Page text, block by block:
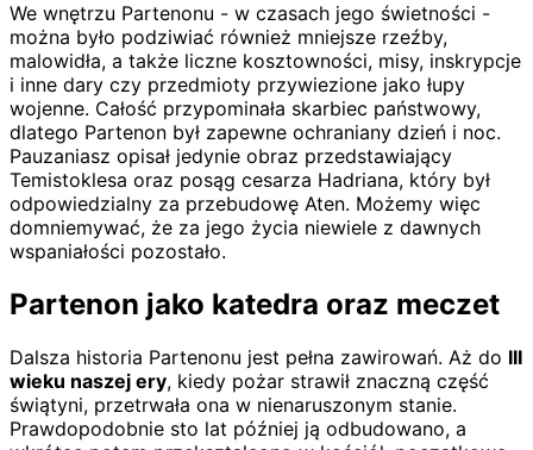
We wnętrzu Partenonu - w czasach jego świetności -
można było podziwiać również mniejsze rzeźby,
malowidła, a także liczne kosztowności, misy, inskrypcje
i inne dary czy przedmioty przywiezione jako łupy
wojenne. Całość przypominała skarbiec państwowy,
dlatego Partenon był zapewne ochraniany dzień i noc.
Pauzaniasz opisał jedynie obraz przedstawiający
Temistoklesa oraz posąg cesarza Hadriana, który był
odpowiedzialny za przebudowę Aten. Możemy więc
domniemywać, że za jego życia niewiele z dawnych
wspaniałości pozostało.
Partenon jako katedra oraz meczet
Dalsza historia Partenonu jest pełna zawirowań. Aż do III
wieku naszej ery, kiedy pożar strawił znaczną część
świątyni, przetrwała ona w nienaruszonym stanie.
Prawdopodobnie sto lat później ją odbudowano, a